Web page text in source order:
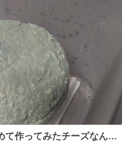
を寄付したことを公表し
て作ってみたチーズなんだ